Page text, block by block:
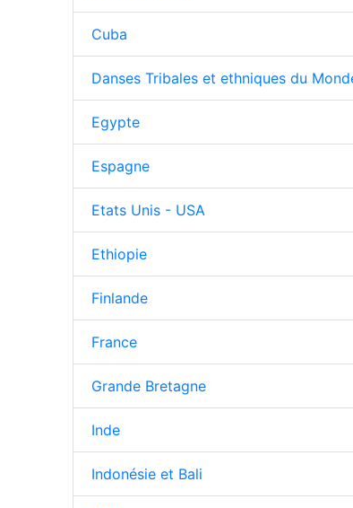
Cuba
Danses Tribales et ethniques du
Egypte
Espagne
Etats Unis - USA
Ethiopie
Finlande
France
Grande Bretagne
Inde
Indonésie et Bali